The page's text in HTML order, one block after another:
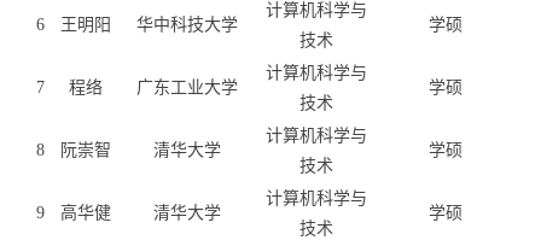
6 王明阳 华中科技大学
计算机科学与
技术
学硕
7 程络 广东工业大学
计算机科学与
技术
学硕
8 阮崇智 清华大学
计算机科学与
技术
学硕
9 高华健 清华大学
计算机科学与
技术
学硕